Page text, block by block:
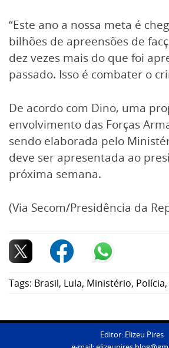
“Este ano a nossa meta é
bilhões de apreensões de
dez vezes mais do que foi
passado. Isso é combater o
De acordo com Dino, uma
envolvimento das Forças
sendo elaborada pelo
deve ser apresentada ao
próxima semana.
(Via Secom/Presidência da
Tags: Brasil, Lula, Ministério, Polícia,
Editor: Elizeu Pires